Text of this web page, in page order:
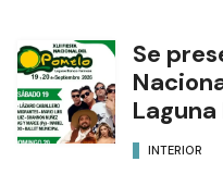
Se
INTERIOR